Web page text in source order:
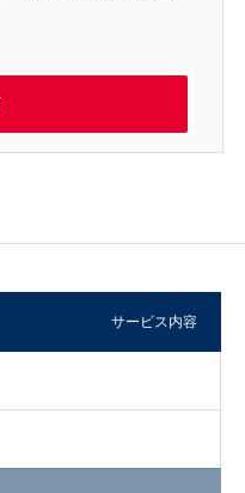
サービス内容